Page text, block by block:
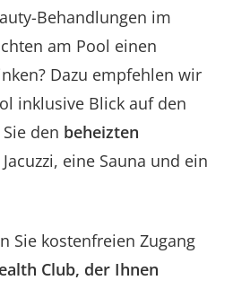
Behandlungen im
am Pool einen
Dazu empfehlen wir
inklusive Blick auf den
den beheizten
eine Sauna und ein
Sie kostenfreien Zugang
Club, der Ihnen